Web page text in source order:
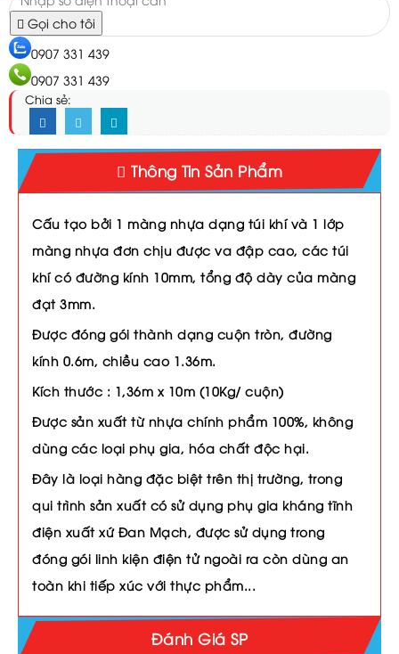
Gọi cho tôi
0907 331 439
0907 331 439
Chia sẻ:
Thông Tin Sản Phẩm
Cấu tạo bởi 1 màng nhựa dạng túi khí và 1 lớp
màng nhựa đơn chịu được va đập cao, các túi
khí có đường kính 10mm, tổng độ dày của màng
đạt 3mm.
Được đóng gói thành dạng cuộn tròn, đường
kính 0.6m, chiều cao 1.36m.
Kích thước : 1,36m x 10m (10Kg/ cuộn)
Được sản xuất từ nhựa chính phẩm 100%, không
dùng các loại phụ gia, hóa chất độc hại.
Đây là loại hàng đặc biệt trên thị trường, trong
qui trình sản xuất có sử dụng phụ gia kháng tĩnh
điện xuất xứ Đan Mạch, được sử dụng trong
đóng gói linh kiện điện tử ngoài ra còn dùng an
toàn khi tiếp xúc với thực phẩm...
Đánh Giá SP